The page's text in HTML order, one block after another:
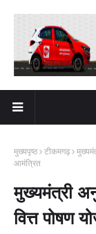
मुख्यपृष्ठ टीकमगढ़
आमंत्रित
मुख्यमंत्री
वित्त पोषण